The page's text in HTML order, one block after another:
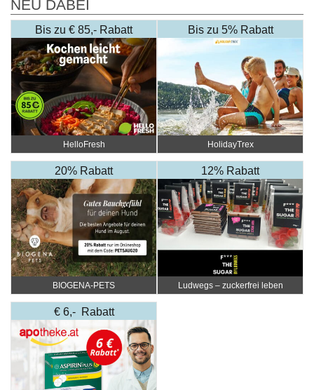
NEU DABEI
Bis zu € 85,- Rabatt
HelloFresh
Bis zu 5% Rabatt
HolidayTrex
20% Rabatt
BIOGENA-PETS
12% Rabatt
Ludwegs – zuckerfrei leben
€ 6,- Rabatt